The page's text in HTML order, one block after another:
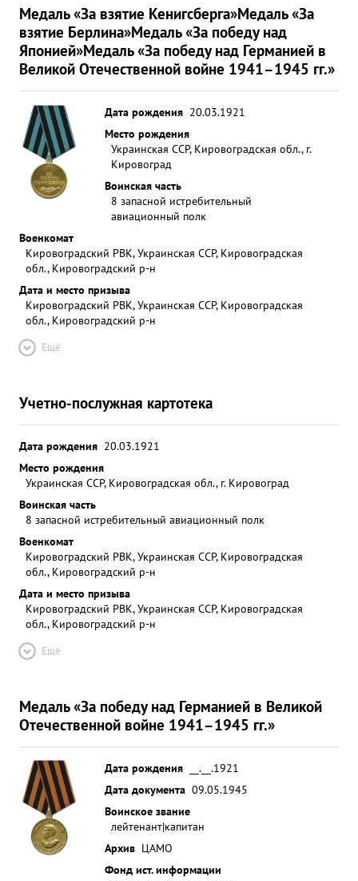
Медаль «За взятие Кенигсберга»Медаль «За
взятие Берлина»Медаль «За победу над
Японией»Медаль «За победу над Германией в
Великой Отечественной войне 1941–1945 гг.»
Дата рождения 20.03.1921
Место рождения
Украинская ССР, Кировоградская обл., г.
Кировоград
Воинская часть
8 запасной истребительный
авиационный полк
Военкомат
Кировоградский РВК, Украинская ССР, Кировоградская
обл., Кировоградский р-н
Дата и место призыва
Кировоградский РВК, Украинская ССР, Кировоградская
обл., Кировоградский р-н
Ещё
Учетно-послужная картотека
Дата рождения 20.03.1921
Место рождения
Украинская ССР, Кировоградская обл., г. Кировоград
Воинская часть
8 запасной истребительный авиационный полк
Военкомат
Кировоградский РВК, Украинская ССР, Кировоградская
обл., Кировоградский р-н
Дата и место призыва
Кировоградский РВК, Украинская ССР, Кировоградская
обл., Кировоградский р-н
Ещё
Медаль «За победу над Германией в Великой
Отечественной войне 1941–1945 гг.»
Дата рождения
__.__.1921
Дата документа 09.05.1945
Воинское звание
лейтенант|капитан
Архив ЦАМО
Фонд ист. информации